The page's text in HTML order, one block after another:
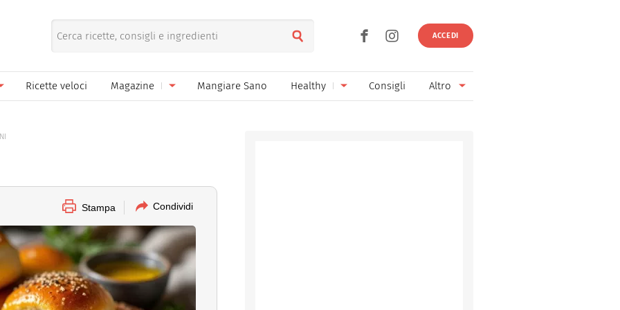
ACCEDI
Marmellate e confetture
Conserve
Ricette di base
Bevande
Papà
Ricette veloci Magazine Mangiare Sano Healthy Consigli Altro
Stampa Condividi